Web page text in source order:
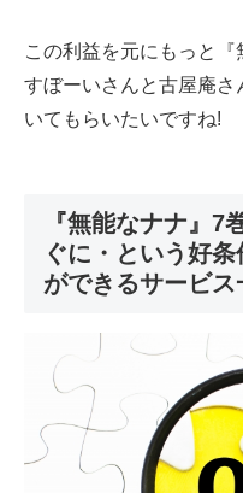
この利益を元にもっと
すぼーいさんと古屋庵
いてもらいたいですね!
『無能なナナ』7
ぐに・という好
ができるサービス